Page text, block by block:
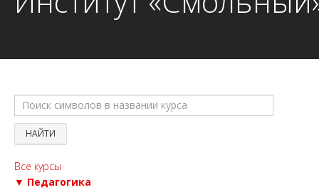
Все курсы
▼ Педагогика